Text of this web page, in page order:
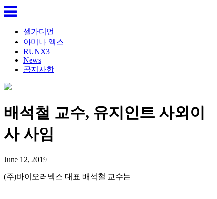
셀가디언
아미나 엑스
RUNX3
News
공지사항
배석철 교수, 유지인트 사외이
사 사임
June 12, 2019
(주)바이오러넥스 대표 배석철 교수는